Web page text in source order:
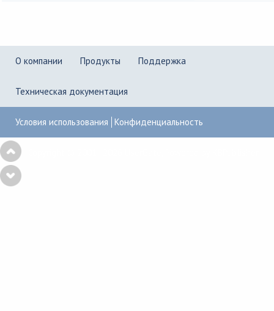
О компании Продукты Поддержка
Техническая документация
Условия использования Конфиденциальность